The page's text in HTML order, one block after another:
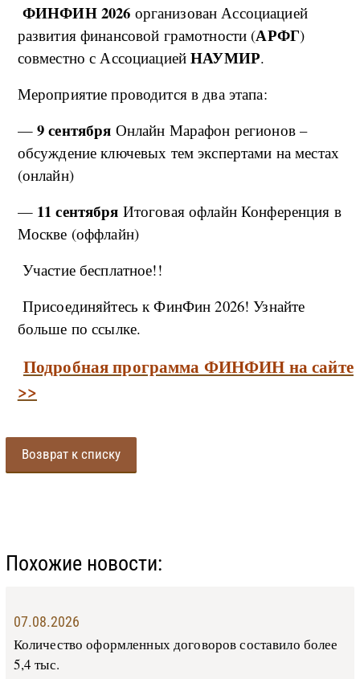
ФИНФИН 2026 организован Ассоциацией
развития финансовой грамотности (АРФГ)
совместно с АссоциациейНАУМИР.
Мероприятие проводится в два этапа:
—9 сентября Онлайн Марафон регионов –
обсуждение ключевых тем экспертами на местах
(онлайн)
— 11 сентября Итоговая офлайн Конференция в
Москве (оффлайн)
Участие бесплатное!!
Присоединяйтесь к ФинФин 2026! Узнайте
больше по ссылке.
Подробная программа ФИНФИН на сайте
>>
Возврат к списку
Похожие новости:
07.08.2026
Количество оформленных договоров составило более
5,4 тыс.